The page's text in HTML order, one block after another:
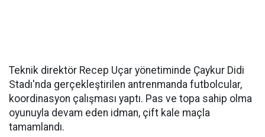
Teknik direktör Recep Uçar yönetiminde Çaykur Didi
Stadı'nda gerçekleştirilen antrenmanda futbolcular,
koordinasyon çalışması yaptı. Pas ve topa sahip olma
oyunuyla devam eden idman, çift kale maçla
tamamlandı.